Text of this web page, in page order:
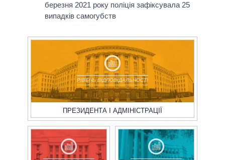
березня 2021 року поліція зафіксувала 25
випадків самогубств
РІВЕНЬ ВІДПОВІДАЛЬНОСТІ
ПРЕЗИДЕНТА І АДМІНІСТРАЦІЇ